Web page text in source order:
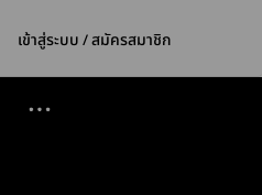
เข้าสู่ระบบ / สมัครสมาชิก